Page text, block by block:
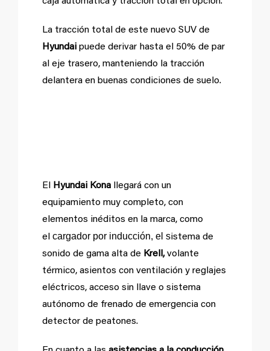
La tracción total de este nuevo SUV de
Hyundai puede derivar hasta el 50% de par
al eje trasero, manteniendo la tracción
delantera en buenas condiciones de suelo.
El Hyundai Kona llegará con un
equipamiento muy completo, con
elementos inéditos en la marca, como
el cargador por inducción, el sistema de
sonido de gama alta de Krell,volante
térmico, asientos con ventilación y reglajes
eléctricos, acceso sin llave o sistema
autónomo de frenado de emergencia con
detector de peatones.